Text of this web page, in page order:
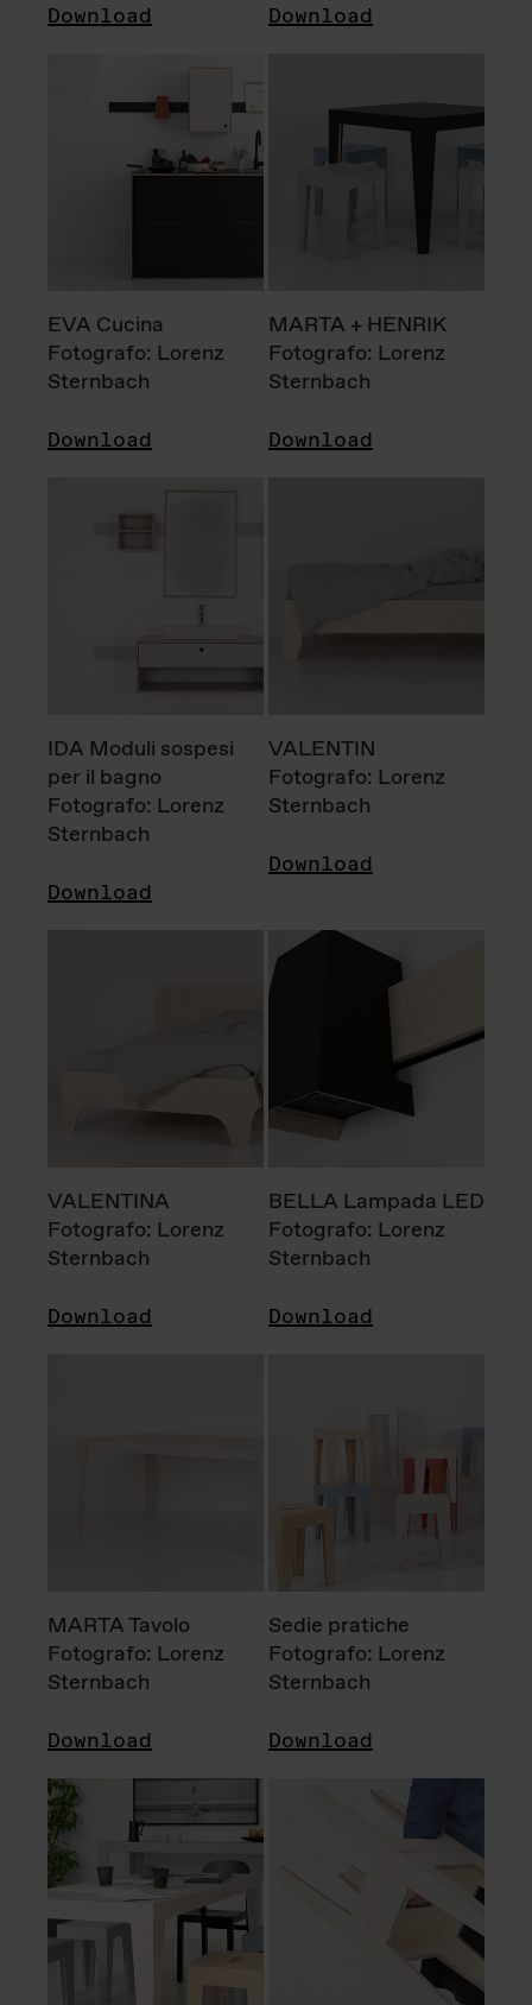
Download Download
EVA Cucina
Fotografo: Lorenz
Sternbach
Download
MARTA + HENRIK
Fotografo: Lorenz
Sternbach
Download
IDA Moduli sospesi
per il bagno
Fotografo: Lorenz
Sternbach
Download
VALENTIN
Fotografo: Lorenz
Sternbach
Download
VALENTINA
Fotografo: Lorenz
Sternbach
Download
BELLA Lampada LED
Fotografo: Lorenz
Sternbach
Download
MARTA Tavolo
Fotografo: Lorenz
Sternbach
Download
Sedie pratiche
Fotografo: Lorenz
Sternbach
Download